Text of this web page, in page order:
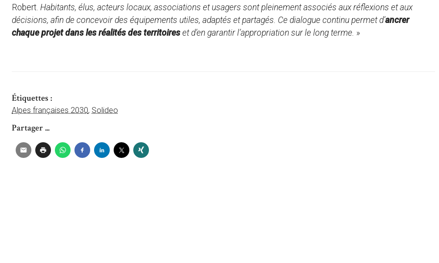
Robert. Habitants, élus, acteurs locaux, associations et usagers sont pleinement associés aux réflexions et aux
décisions, afin de concevoir des équipements utiles, adaptés et partagés. Ce dialogue continu permet d’ancrer
chaque projet dans les réalités des territoires et d’en garantir l’appropriation sur le long terme. »
Étiquettes :
Alpes françaises 2030, Solideo
Partager ...